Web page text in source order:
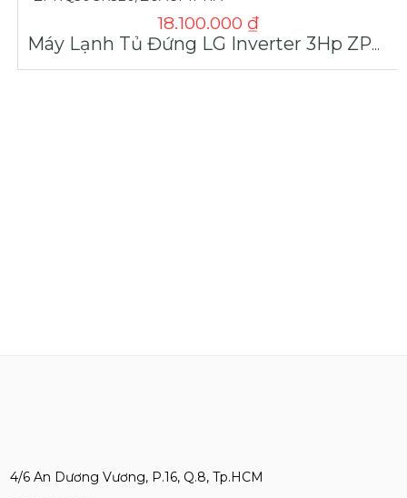
18.100.000 ₫
Máy Lạnh Tủ Đứng LG Inverter 3Hp ZPNQ30GR5E0/ZUAC1-1PHA
4/6 An Dương Vương, P.16, Q.8, Tp.HCM